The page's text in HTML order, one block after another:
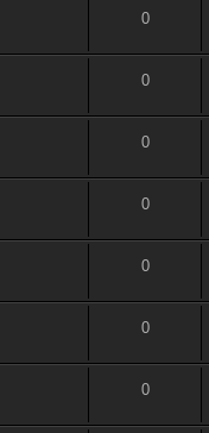
0
0
0
0
0
0
0